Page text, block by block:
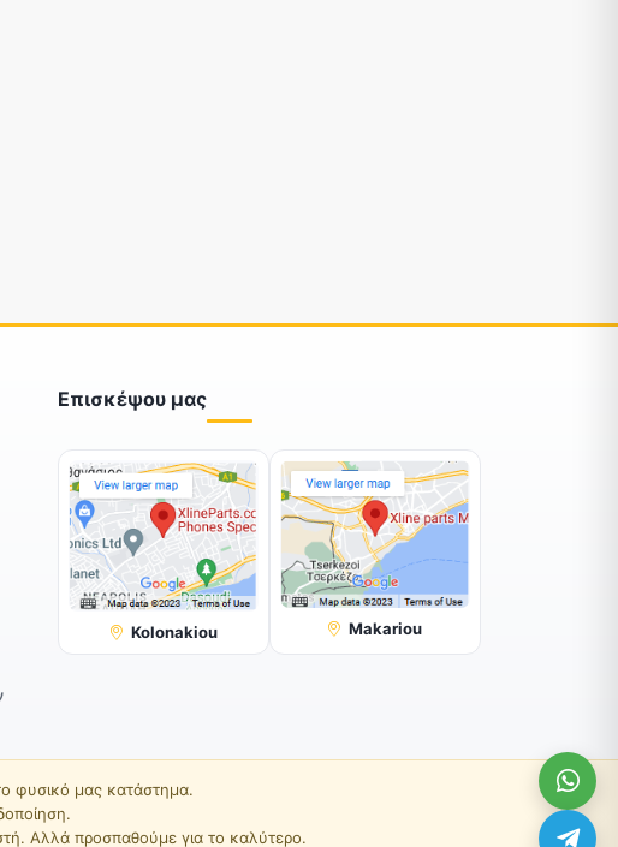
Επισκέψου μας
Kolonakiou Makariou
φυσικό μας κατάστημα.
Αλλά προσπαθούμε για το καλύτερο.